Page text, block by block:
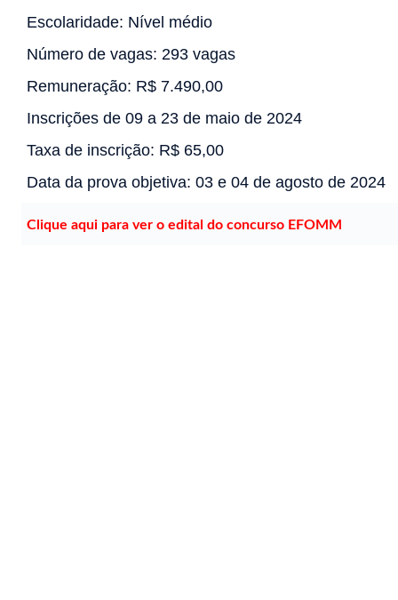
Escolaridade: Nível médio
Número de vagas: 293 vagas
Remuneração: R$ 7.490,00
Inscrições de 09 a 23 de maio de 2024
Taxa de inscrição: R$ 65,00
Data da prova objetiva: 03 e 04 de agosto de 2024
Clique aqui para ver o edital do concurso EFOMM